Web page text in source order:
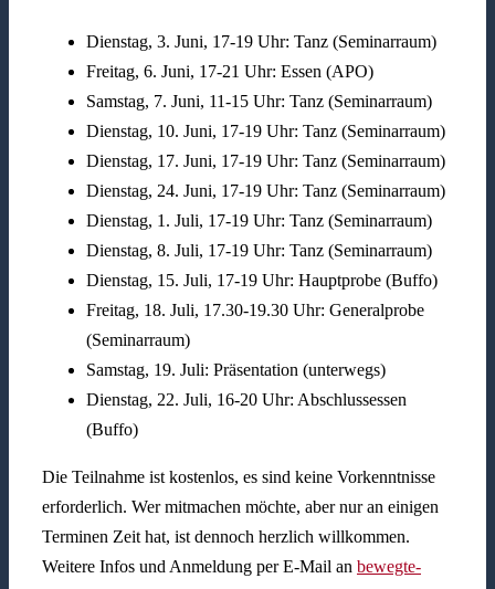
Dienstag, 3. Juni, 17-19 Uhr: Tanz (Seminarraum)
Freitag, 6. Juni, 17-21 Uhr: Essen (APO)
Samstag, 7. Juni, 11-15 Uhr: Tanz (Seminarraum)
Dienstag, 10. Juni, 17-19 Uhr: Tanz (Seminarraum)
Dienstag, 17. Juni, 17-19 Uhr: Tanz (Seminarraum)
Dienstag, 24. Juni, 17-19 Uhr: Tanz (Seminarraum)
Dienstag, 1. Juli, 17-19 Uhr: Tanz (Seminarraum)
Dienstag, 8. Juli, 17-19 Uhr: Tanz (Seminarraum)
Dienstag, 15. Juli, 17-19 Uhr: Hauptprobe (Buffo)
Freitag, 18. Juli, 17.30-19.30 Uhr: Generalprobe
(Seminarraum)
Samstag, 19. Juli: Präsentation (unterwegs)
Dienstag, 22. Juli, 16-20 Uhr: Abschlussessen
(Buffo)
Die Teilnahme ist kostenlos, es sind keine Vorkenntnisse
erforderlich. Wer mitmachen möchte, aber nur an einigen
Terminen Zeit hat, ist dennoch herzlich willkommen.
Weitere Infos und Anmeldung per E-Mail an bewegte-